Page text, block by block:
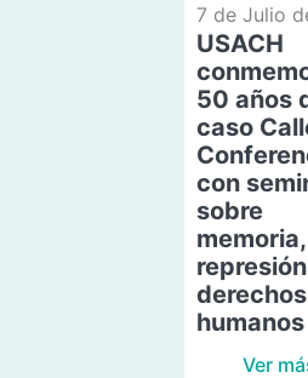
7 de Julio
USACH
50 años
caso
con
sobre
memoria,
derechos
humanos
Ver